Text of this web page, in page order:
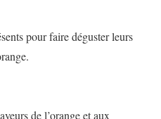
pour faire déguster leurs
de l’orange et aux